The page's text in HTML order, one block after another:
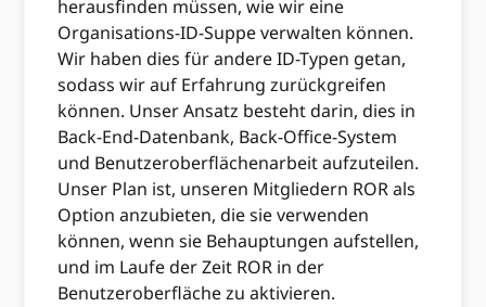
herausfinden müssen, wie wir eine
Organisations-ID-Suppe verwalten können.
Wir haben dies für andere ID-Typen getan,
sodass wir auf Erfahrung zurückgreifen
können. Unser Ansatz besteht darin, dies in
Back-End-Datenbank, Back-Office-System
und Benutzeroberflächenarbeit aufzuteilen.
Unser Plan ist, unseren Mitgliedern ROR als
Option anzubieten, die sie verwenden
können, wenn sie Behauptungen aufstellen,
und im Laufe der Zeit ROR in der
Benutzeroberfläche zu aktivieren.